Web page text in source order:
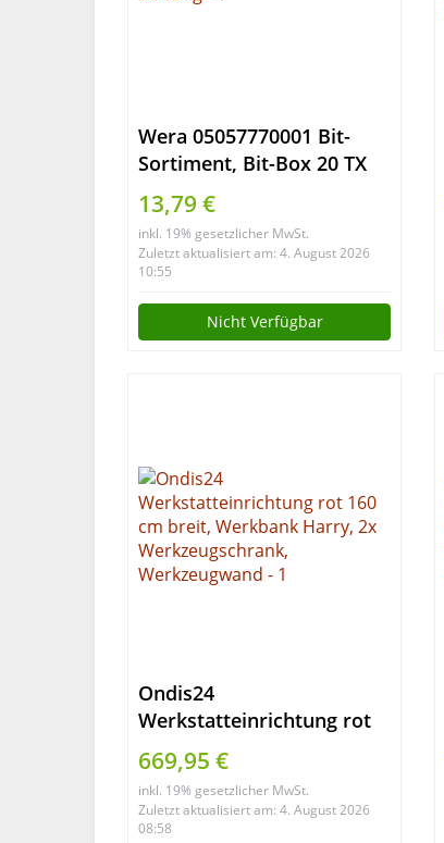
Wera 05057770001 Bit-
Sortiment, Bit-Box 20 TX
20, 20-teilig
13,79 €
inkl. 19% gesetzlicher MwSt.
Zuletzt aktualisiert am: 4. August 2026
10:55
Nicht Verfügbar
Ondis24
Werkstatteinrichtung rot
160 cm breit, Werkbank
Harry, 2x
Werkzeugschrank,
Werkzeugwand
669,95 €
inkl. 19% gesetzlicher MwSt.
Zuletzt aktualisiert am: 4. August 2026
08:58